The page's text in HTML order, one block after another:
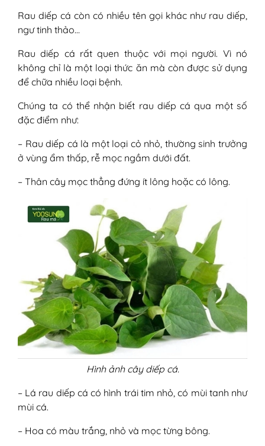
Rau diếp cá còn có nhiều tên gọi khác như rau diếp,
ngư tinh thảo…
Rau diếp cá rất quen thuộc với mọi người. Vì nó
không chỉ là một loại thức ăn mà còn được sử dụng
để chữa nhiều loại bệnh.
Chúng ta có thể nhận biết rau diếp cá qua một số
đặc điểm như:
– Rau diếp cá là một loại cỏ nhỏ, thường sinh trưởng
ở vùng ẩm thấp, rễ mọc ngầm dưới đất.
– Thân cây mọc thẳng đứng ít lông hoặc có lông.
Hình ảnh cây diếp cá.
– Lá rau diếp cá có hình trái tim nhỏ, có mùi tanh như
mùi cá.
– Hoa có màu trắng, nhỏ và mọc từng bông.